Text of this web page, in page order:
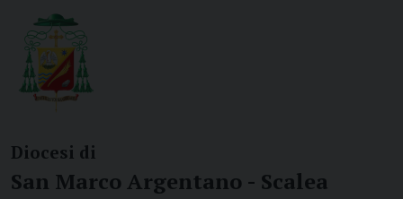
Diocesi di
San Marco Argentano - Scalea